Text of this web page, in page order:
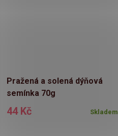
Pražená a solená dýňová
semínka 70g
44 Kč Skladem